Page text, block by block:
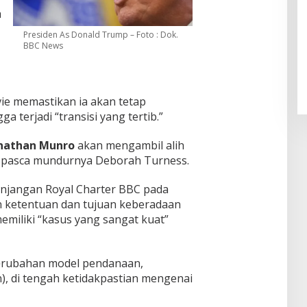
Presiden As Donald Trump – Foto : Dok.
BBC News
memastikan ia akan tetap
terjadi “transisi yang tertib.”
Munroakan mengambil alih
mundurnya Deborah Turness.
Royal Charter BBC pada
dan tujuan keberadaan
“kasus yang sangat kuat”
model pendanaan,
di tengah ketidakpastian mengenai
Skandal Beras Bernutrisi